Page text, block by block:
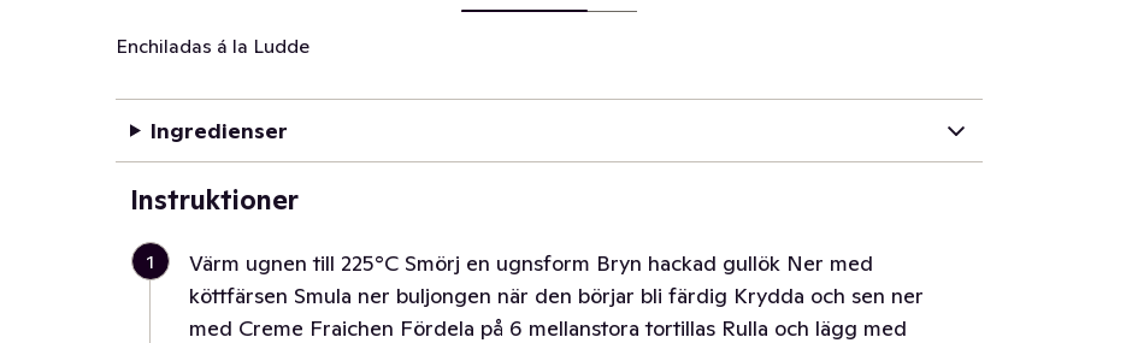
Enchiladas á la Ludde
Ingredienser
Instruktioner
1
Värm ugnen till 225°C Smörj en ugnsform Bryn hackad gullök Ner med
köttfärsen Smula ner buljongen när den börjar bli färdig Krydda och sen ner
med Creme Fraichen Fördela på 6 mellanstora tortillas Rulla och lägg med